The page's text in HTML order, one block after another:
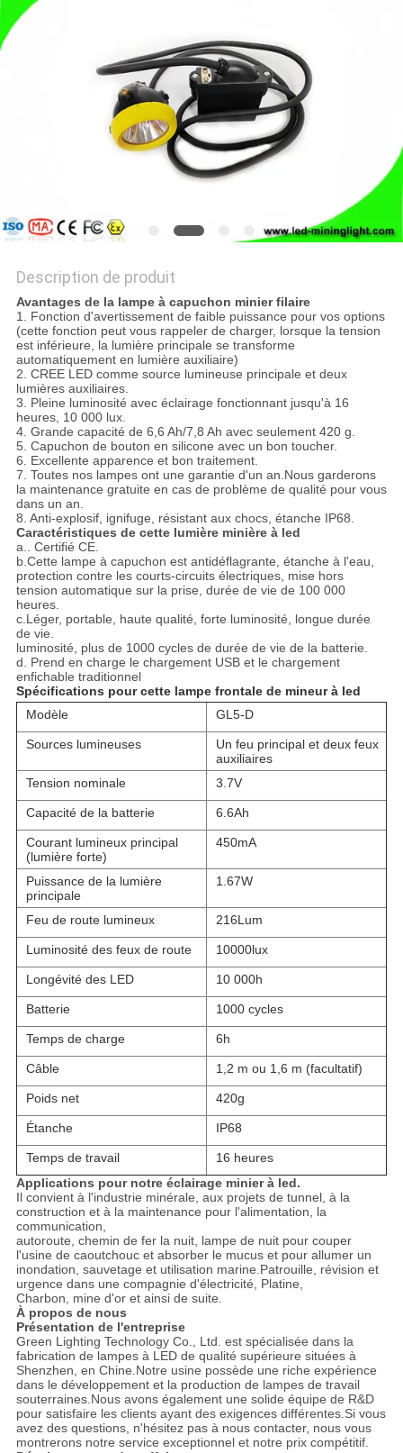
Description de produit
Avantages de la lampe à capuchon minier filaire
1. Fonction d'avertissement de faible puissance pour vos options
(cette fonction peut vous rappeler de charger, lorsque la tension
est inférieure, la lumière principale se transforme
automatiquement en lumière auxiliaire)
2. CREE LED comme source lumineuse principale et deux
lumières auxiliaires.
3. Pleine luminosité avec éclairage fonctionnant jusqu'à 16
heures, 10 000 lux.
4. Grande capacité de 6,6 Ah/7,8 Ah avec seulement 420 g.
5. Capuchon de bouton en silicone avec un bon toucher.
6. Excellente apparence et bon traitement.
7. Toutes nos lampes ont une garantie d'un an.Nous garderons
la maintenance gratuite en cas de problème de qualité pour vous
dans un an.
8. Anti-explosif, ignifuge, résistant aux chocs, étanche IP68.
Caractéristiques de cette lumière minière à led
a.. Certifié CE.
b.Cette lampe à capuchon est antidéflagrante, étanche à l'eau,
protection contre les courts-circuits électriques, mise hors
tension automatique sur la prise, durée de vie de 100 000
heures.
c.Léger, portable, haute qualité, forte luminosité, longue durée
de vie.
luminosité, plus de 1000 cycles de durée de vie de la batterie.
d. Prend en charge le chargement USB et le chargement
enfichable traditionnel
Spécifications pour cette lampe frontale de mineur à led
Modèle
GL5-D
Sources lumineuses
Un feu principal et deux feux
auxiliaires
Tension nominale
3.7V
Capacité de la batterie 6.6Ah
Courant lumineux principal
(lumière forte)
450mA
Puissance de la lumière
principale
1.67W
Feu de route lumineux 216Lum
Luminosité des feux de route 10000lux
Longévité des LED 10 000h
Batterie 1000 cycles
Temps de charge 6h
Câble 1,2 m ou 1,6 m (facultatif)
Poids net 420g
Étanche IP68
Temps de travail
16 heures
Applications pour notre éclairage minier à led.
Il convient à l'industrie minérale, aux projets de tunnel, à la
construction et à la maintenance pour l'alimentation, la
communication,
autoroute, chemin de fer la nuit, lampe de nuit pour couper
l'usine de caoutchouc et absorber le mucus et pour allumer un
inondation, sauvetage et utilisation marine.Patrouille, révision et
urgence dans une compagnie d'électricité, Platine,
Charbon, mine d'or et ainsi de suite.
À propos de nous
Présentation de l'entreprise
Green Lighting Technology Co., Ltd. est spécialisée dans la
fabrication de lampes à LED de qualité supérieure situées à
Shenzhen, en Chine.Notre usine possède une riche expérience
dans le développement et la production de lampes de travail
souterraines.Nous avons également une solide équipe de R&D
pour satisfaire les clients ayant des exigences différentes.Si vous
avez des questions, n'hésitez pas à nous contacter, nous vous
montrerons notre service exceptionnel et notre prix compétitif.